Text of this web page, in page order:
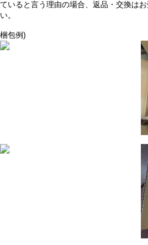
ていると言う理由の場合、返品・交換は
い。
梱包例)